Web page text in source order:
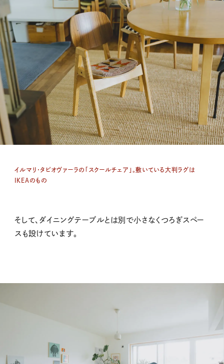
イルマリ・タピオヴァーラの「スクールチェア」。敷いている大判ラグは
IKEAのもの
そして、ダイニングテーブルとは別で小さなくつろぎスペー
スも設けています。